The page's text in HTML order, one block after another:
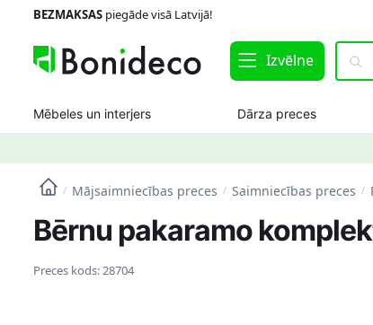
navigation
content
BEZMAKSASpiegāde visā Latvijā!
Izvēlne
Meklēt:
Mēbeles un interjers Dārza preces
/ Mājsaimniecības preces / Saimniecības preces /
Bērnu pakaramo
Preces kods:28704